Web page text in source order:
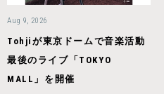
Aug 9, 2026
Tohjiが東京ドームで音楽活動
最後のライブ「TOKYO
MALL」を開催